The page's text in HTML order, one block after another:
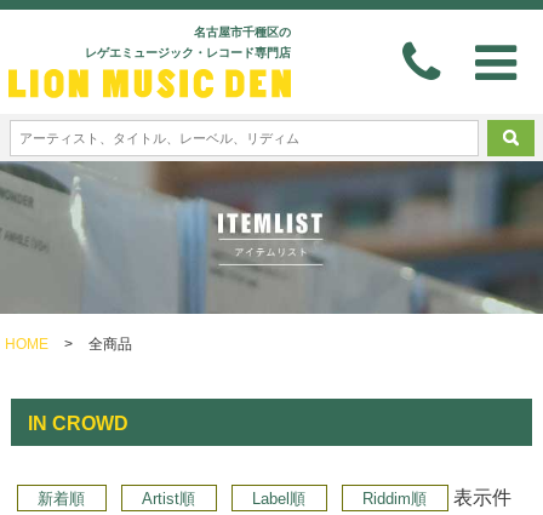
名古屋市千種区の
レゲエミュージック・レコード専門店
HOME > 全商品
IN CROWD
新着順 Artist順 Label順 Riddim順
表示件